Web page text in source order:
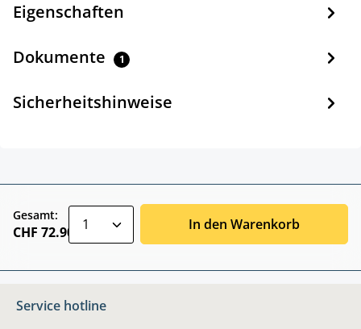
Eigenschaften
Dokumente 1
Sicherheitshinweise
Gesamt:
CHF 72.90 In den Warenkorb
Service hotline